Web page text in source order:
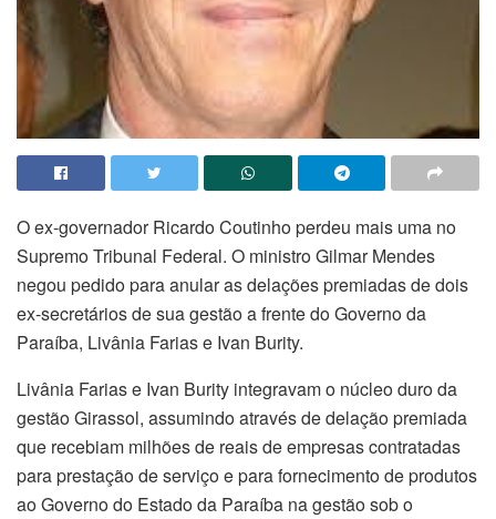
O ex-governador Ricardo Coutinho perdeu mais uma no
Supremo Tribunal Federal. O ministro Gilmar Mendes
negou pedido para anular as delações premiadas de dois
ex-secretários de sua gestão a frente do Governo da
Paraíba, Livânia Farias e Ivan Burity.
Livânia Farias e Ivan Burity integravam o núcleo duro da
gestão Girassol, assumindo através de delação premiada
que recebiam milhões de reais de empresas contratadas
para prestação de serviço e para fornecimento de produtos
ao Governo do Estado da Paraíba na gestão sob o